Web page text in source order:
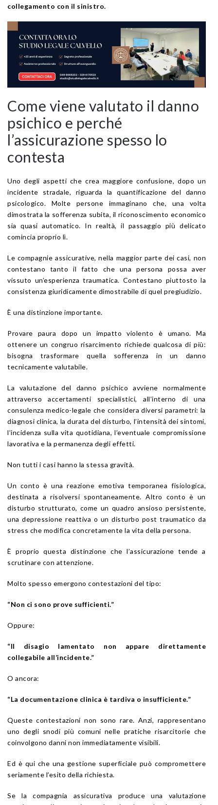
collegamento con il sinistro.
Come viene valutato il danno
psichico e perché
l’assicurazione spesso lo
contesta
Uno degli aspetti che crea maggiore confusione, dopo un
incidente stradale, riguarda la quantificazione del danno
psicologico. Molte persone immaginano che, una volta
dimostrata la sofferenza subita, il riconoscimento economico
sia quasi automatico. In realtà, il passaggio più delicato
comincia proprio lì.
Le compagnie assicurative, nella maggior parte dei casi, non
contestano tanto il fatto che una persona possa aver
vissuto un’esperienza traumatica. Contestano piuttosto la
consistenza giuridicamente dimostrabile di quel pregiudizio.
È una distinzione importante.
Provare paura dopo un impatto violento è umano. Ma
ottenere un congruo risarcimento richiede qualcosa di più:
bisogna trasformare quella sofferenza in un danno
tecnicamente valutabile.
La valutazione del danno psichico avviene normalmente
attraverso accertamenti specialistici, all’interno di una
consulenza medico-legale che considera diversi parametri: la
diagnosi clinica, la durata del disturbo, l’intensità dei sintomi,
l’incidenza sulla vita quotidiana, l’eventuale compromissione
lavorativa e la permanenza degli effetti.
Non tutti i casi hanno la stessa gravità.
Un conto è una reazione emotiva temporanea fisiologica,
destinata a risolversi spontaneamente. Altro conto è un
disturbo strutturato, come un quadro ansioso persistente,
una depressione reattiva o un disturbo post traumatico da
stress che modifica concretamente la vita della persona.
È proprio questa distinzione che l’assicurazione tende a
scrutinare con attenzione.
Molto spesso emergono contestazioni del tipo:
“Non ci sono prove sufficienti.”
Oppure:
“Il disagio lamentato non appare direttamente
collegabile all’incidente.”
O ancora:
“La documentazione clinica è tardiva o insufficiente.”
Queste contestazioni non sono rare. Anzi, rappresentano
uno degli snodi più comuni nelle pratiche risarcitorie che
coinvolgono danni non immediatamente visibili.
Ed è qui che una gestione superficiale può compromettere
seriamente l’esito della richiesta.
Se la compagnia assicurativa produce una valutazione